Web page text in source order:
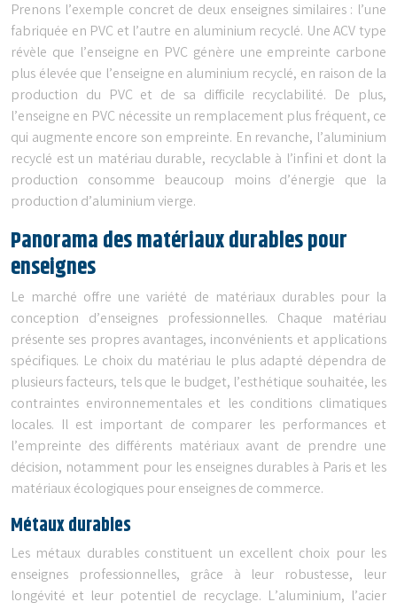
Prenons l’exemple concret de deux enseignes similaires : l’une
fabriquée en PVC et l’autre en aluminium recyclé. Une ACV type
révèle que l’enseigne en PVC génère une empreinte carbone
plus élevée que l’enseigne en aluminium recyclé, en raison de la
production du PVC et de sa difficile recyclabilité. De plus,
l’enseigne en PVC nécessite un remplacement plus fréquent, ce
qui augmente encore son empreinte. En revanche, l’aluminium
recyclé est un matériau durable, recyclable à l’infini et dont la
production consomme beaucoup moins d’énergie que la
production d’aluminium vierge.
Panorama des matériaux durables pour
enseignes
Le marché offre une variété de matériaux durables pour la
conception d’enseignes professionnelles. Chaque matériau
présente ses propres avantages, inconvénients et applications
spécifiques. Le choix du matériau le plus adapté dépendra de
plusieurs facteurs, tels que le budget, l’esthétique souhaitée, les
contraintes environnementales et les conditions climatiques
locales. Il est important de comparer les performances et
l’empreinte des différents matériaux avant de prendre une
décision, notamment pour les enseignes durables à Paris et les
matériaux écologiques pour enseignes de commerce.
Métaux durables
Les métaux durables constituent un excellent choix pour les
enseignes professionnelles, grâce à leur robustesse, leur
longévité et leur potentiel de recyclage. L’aluminium, l’acier